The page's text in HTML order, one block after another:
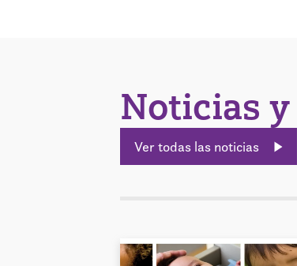
Noticias
Ver todas las noticias